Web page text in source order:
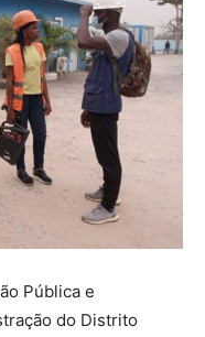
Pública e
do Distrito